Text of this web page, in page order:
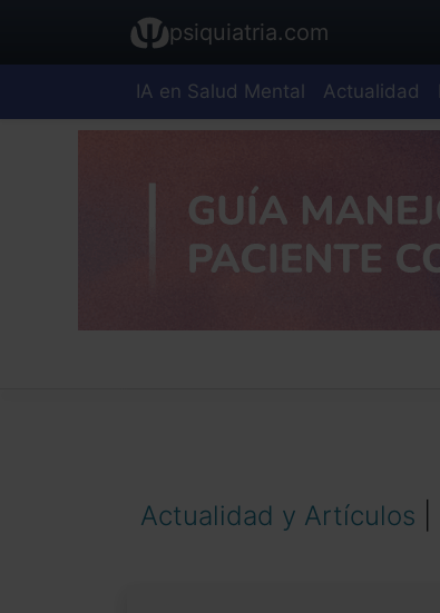
psiquiatria.com
IA en Salud Mental Actualidad
Actualidad y Artículos